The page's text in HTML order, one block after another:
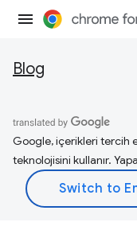
Blog
Google, içerikleri tercih
teknolojisini kullanır.